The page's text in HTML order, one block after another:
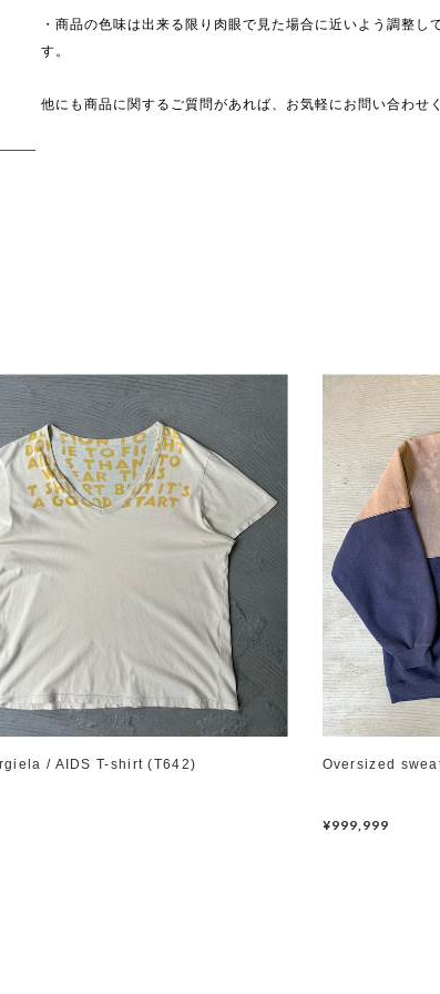
・商品の色味は出来る限り肉眼で見た場合に近いよう調整
す。
他にも商品に関するご質問があれば、お気軽にお問い合わせ
/ AIDS T-shirt (T642) Oversized
¥999,999